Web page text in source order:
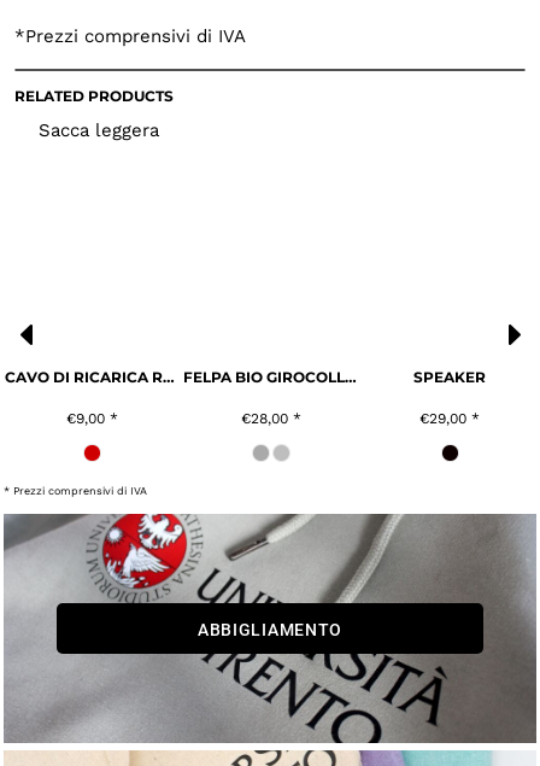
*Prezzi comprensivi di IVA
RELATED PRODUCTS
Sacca leggera
CAVO DI RICARICA RAPIDA
€9,00*
FELPA BIO GIROCOLLO UNISEX
€28,00 *
SPEAKER
€29,00*
* Prezzi comprensivi di IVA
ABBIGLIAMENTO